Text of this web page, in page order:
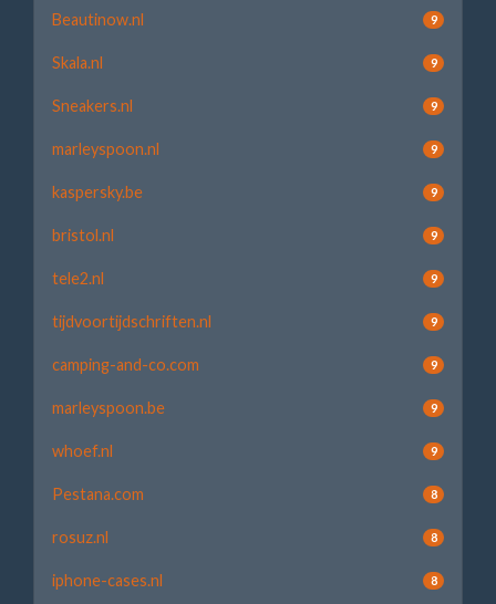
Beautinow.nl 9
Skala.nl 9
Sneakers.nl 9
marleyspoon.nl 9
kaspersky.be 9
bristol.nl 9
tele2.nl 9
tijdvoortijdschriften.nl 9
camping-and-co.com 9
marleyspoon.be 9
whoef.nl 9
Pestana.com 8
rosuz.nl 8
iphone-cases.nl 8